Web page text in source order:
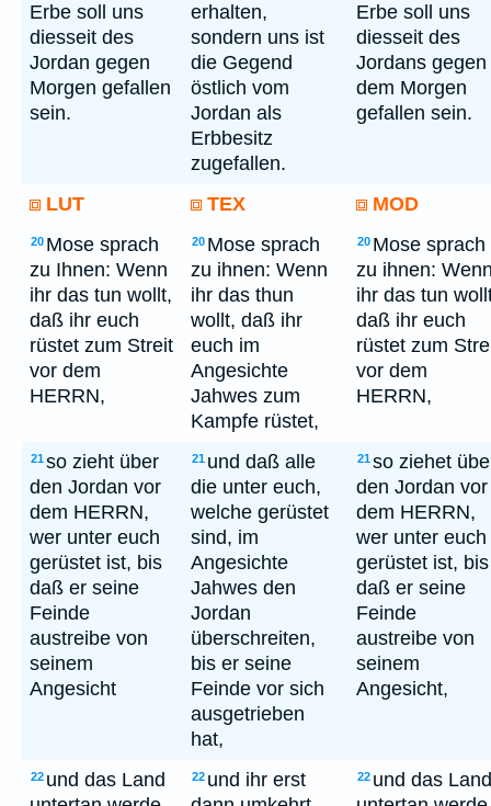
Erbe soll uns
diesseit des
Jordan gegen
Morgen gefallen
sein.
erhalten,
sondern uns ist
die Gegend
östlich vom
Jordan als
Erbbesitz
zugefallen.
Erbe soll uns
diesseit des
Jordans gegen
dem Morgen
gefallen sein.
LUT TEX MOD
20 Mose sprach
zu Ihnen: Wenn
ihr das tun wollt,
daß ihr euch
rüstet zum Streit
vor dem
HERRN,
20 Mose sprach
zu ihnen: Wenn
ihr das thun
wollt, daß ihr
euch im
Angesichte
Jahwes zum
Kampfe rüstet,
20 Mose sprach
zu ihnen:
ihr das tun
daß ihr euch
rüstet zum
vor dem
HERRN,
21so zieht über
den Jordan vor
dem HERRN,
wer unter euch
gerüstet ist, bis
daß er seine
Feinde
austreibe von
seinem
Angesicht
21 und daß alle
die unter euch,
welche gerüstet
sind, im
Angesichte
Jahwes den
Jordan
überschreiten,
bis er seine
Feinde vor sich
ausgetrieben
hat,
21so ziehet
den Jordan vor
dem HERRN,
wer unter euch
gerüstet ist, bis
daß er seine
Feinde
austreibe von
seinem
Angesicht,
22 und das Land
22 und ihr erst
22 und das Land